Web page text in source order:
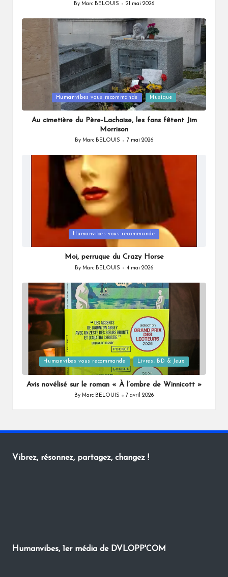
Posted
By Marc BELOUIS 21 mai 2026
Humanvibes vous recommande Musique
Au cimetière du Père-Lachaise, les fans fêtent Jim
Morrison
Posted
By Marc BELOUIS 7 mai 2026
Humanvibes vous recommande
Moi, perruque du Crazy Horse
Posted
By Marc BELOUIS 4 mai 2026
Posted
in
Humanvibes vous recommande Livres, BD & Jeux
Avis novélisé sur le roman « À l’ombre de Winnicott »
Posted
By Marc BELOUIS 7 avril 2026
Vibrez, résonnez, partagez, changez !
Humanvibes, 1er média de DVLOPP'COM